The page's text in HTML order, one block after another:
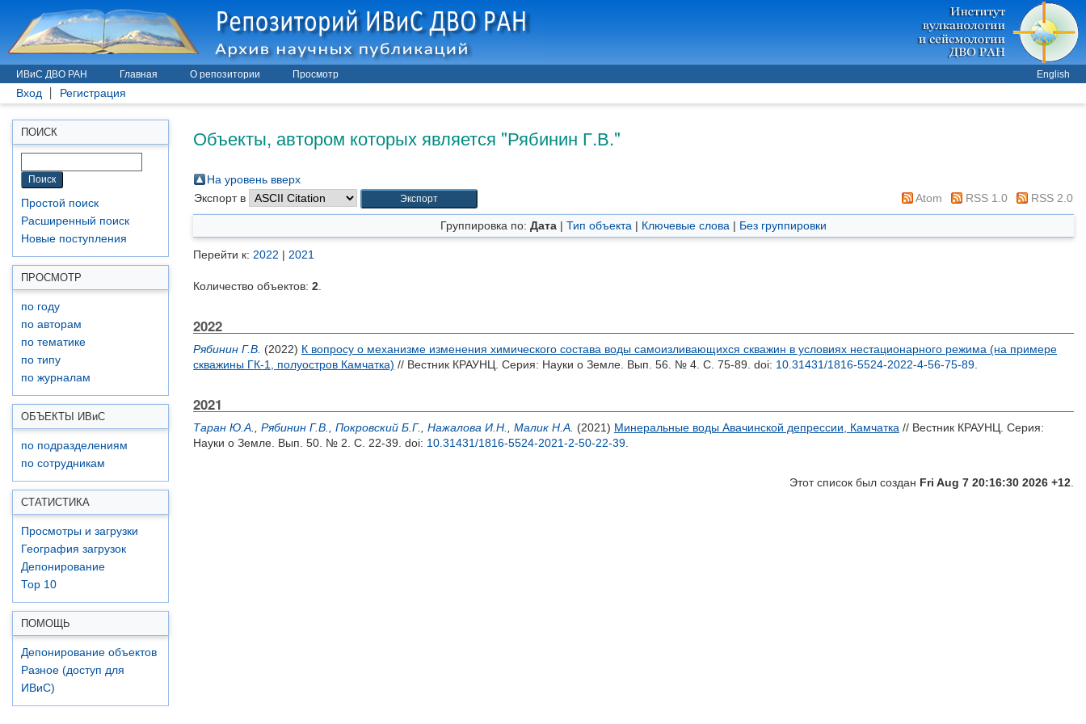
ИВиС ДВО РАН Главная О репозитории Просмотр English
Вход Регистрация
ПОИСК
Простой поиск
Расширенный поиск
Новые поступления
ПРОСМОТР
по году
по авторам
по тематике
по типу
по журналам
ОБЪЕКТЫ ИВиС
по подразделениям
по сотрудникам
СТАТИСТИКА
Просмотры и загрузки
География загрузок
Депонирование
Top 10
ПОМОЩЬ
Депонирование объектов
Разное (доступ для
ИВиС)
Объекты, автором которых является "Рябинин Г.В."
На уровень вверх
Экспорт в
Atom RSS 1.0 RSS 2.0
Группировка по: Дата | Тип объекта | Ключевые слова | Без группировки
Перейти к: 2022 | 2021
Количество объектов: 2
2022
Рябинин Г.В. (2022) К вопросу о механизме изменения химического состава воды самоизливающихся скважин в условиях нестационарного режима (на примере
скважины ГК-1, полуостров Камчатка) // Вестник КРАУНЦ. Серия: Науки о Земле. Вып. 56. № 4. С. 75-89. doi: 10.31431/1816-5524-2022-4-56-75-89
2021
Таран Ю.А. Рябинин Г.В. Покровский Б.Г. Нажалова И.Н. Малик Н.А. (2021) Минеральные воды Авачинской депрессии, Камчатка // Вестник КРАУНЦ. Серия:
Науки о Земле. Вып. 50. № 2. С. 22-39. doi: 10.31431/1816-5524-2021-2-50-22-39
Этот список был создан Fri Aug 7 20:16:30 2026 +12